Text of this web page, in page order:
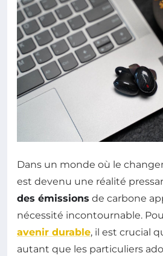
Dans un monde où le
est devenu une réalité
des émissions de carbone
nécessité incontournable.
avenir durable, il est crucial
autant que les particuliers